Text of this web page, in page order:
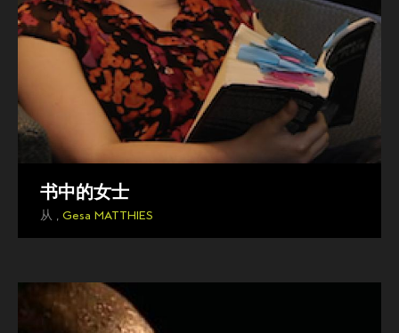
书中的女士
从 , Gesa MATTHIES